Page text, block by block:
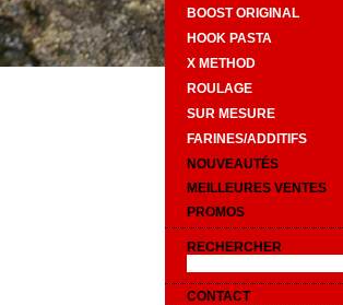
BOOST ORIGINAL
HOOK PASTA
X METHOD
ROULAGE
SUR MESURE
FARINES/ADDITIFS
NOUVEAUTÉS
MEILLEURES VENTES
PROMOS
RECHERCHER
CONTACT